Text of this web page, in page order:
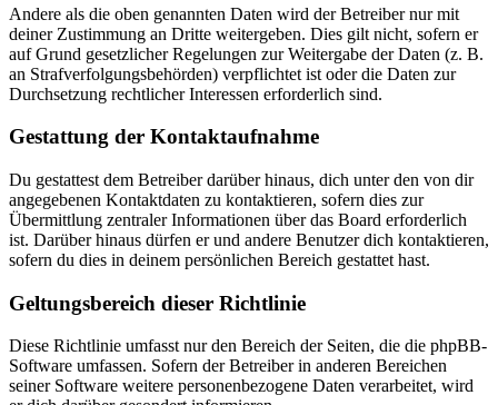
Andere als die oben genannten Daten wird der Betreiber nur mit
deiner Zustimmung an Dritte weitergeben. Dies gilt nicht, sofern er
auf Grund gesetzlicher Regelungen zur Weitergabe der Daten (z. B.
an Strafverfolgungsbehörden) verpflichtet ist oder die Daten zur
Durchsetzung rechtlicher Interessen erforderlich sind.
Gestattung der Kontaktaufnahme
Du gestattest dem Betreiber darüber hinaus, dich unter den von dir
angegebenen Kontaktdaten zu kontaktieren, sofern dies zur
Übermittlung zentraler Informationen über das Board erforderlich
ist. Darüber hinaus dürfen er und andere Benutzer dich kontaktieren,
sofern du dies in deinem persönlichen Bereich gestattet hast.
Geltungsbereich dieser Richtlinie
Diese Richtlinie umfasst nur den Bereich der Seiten, die die phpBB-
Software umfassen. Sofern der Betreiber in anderen Bereichen
seiner Software weitere personenbezogene Daten verarbeitet, wird